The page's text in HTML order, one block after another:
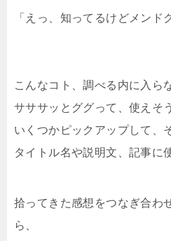
「えっ、知ってるけどメンド
こんなコト、調べる内に入ら
サササッとググって、使えそ
いくつかピックアップして、
タイトル名や説明文、記事に
拾ってきた感想をつなぎ合わ
ら、